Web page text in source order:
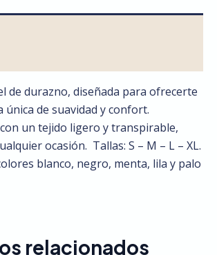
de durazno, diseñada para ofrecerte
única de suavidad y confort.
un tejido ligero y transpirable,
ocasión. Tallas: S – M – L – XL.
blanco, negro, menta, lila y palo
relacionados